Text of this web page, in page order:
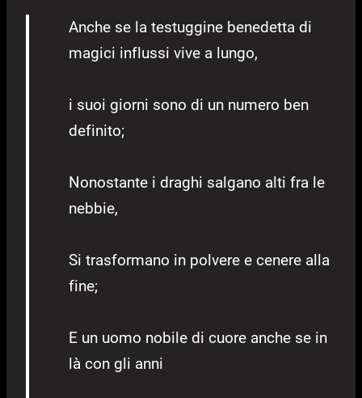
Anche se la testuggine benedetta di
magici influssi vive a lungo,
i suoi giorni sono di un numero ben
definito;
Nonostante i draghi salgano alti fra le
nebbie,
Si trasformano in polvere e cenere alla
fine;
E un uomo nobile di cuore anche se in
là con gli anni